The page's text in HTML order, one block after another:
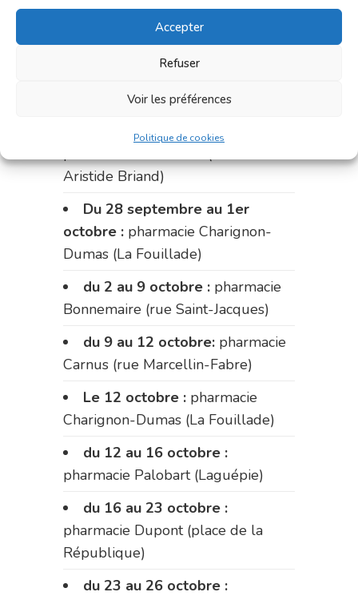
Accepter
Refuser
Voir les préférences
Politique de cookies
du 14 au 18 septembre :
pharmacie Palobart (Laguépie)
pharmacie Fontanges
du 25 au 28 septembre :
Aristide Briand)
Du 28 septembre au 1er
octobre : pharmacie Charignon-
Dumas (La Fouillade)
du 2 au 9 octobre : pharmacie
Bonnemaire (rue Saint-Jacques)
du 9 au 12 octobre: pharmacie
Carnus (rue Marcellin-Fabre)
Le 12 octobre : pharmacie
Charignon-Dumas (La Fouillade)
du 12 au 16 octobre :
pharmacie Palobart (Laguépie)
du 16 au 23 octobre :
pharmacie Dupont (place de la
République)
du 23 au 26 octobre :